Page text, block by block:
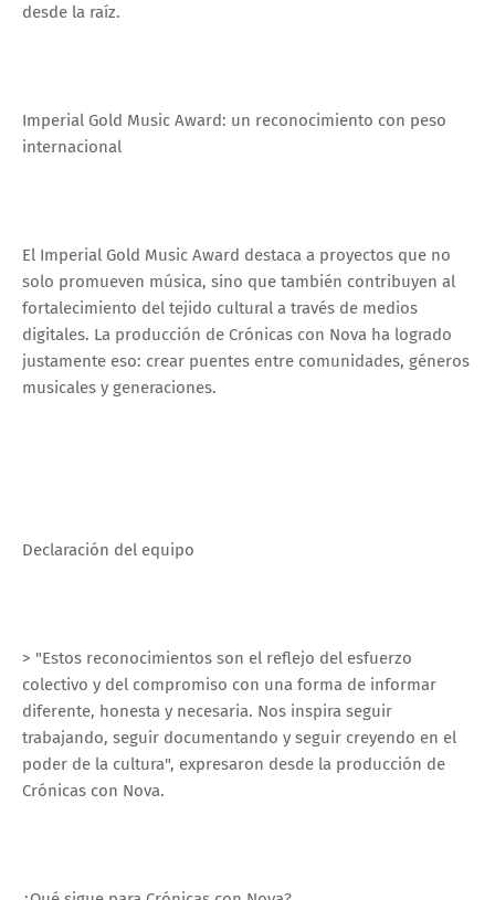
desde la raíz.
Imperial Gold Music Award: un reconocimiento con peso
internacional
El Imperial Gold Music Award destaca a proyectos que no
solo promueven música, sino que también contribuyen al
fortalecimiento del tejido cultural a través de medios
digitales. La producción de Crónicas con Nova ha logrado
justamente eso: crear puentes entre comunidades, géneros
musicales y generaciones.
Declaración del equipo
> "Estos reconocimientos son el reflejo del esfuerzo
colectivo y del compromiso con una forma de informar
diferente, honesta y necesaria. Nos inspira seguir
trabajando, seguir documentando y seguir creyendo en el
poder de la cultura", expresaron desde la producción de
Crónicas con Nova.